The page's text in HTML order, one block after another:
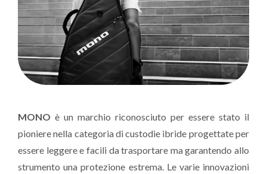
MONO è un marchio riconosciuto per essere stato il
pioniere nella categoria di custodie ibride progettate per
essere leggere e facili da trasportare ma garantendo allo
strumento una protezione estrema. Le varie innovazioni